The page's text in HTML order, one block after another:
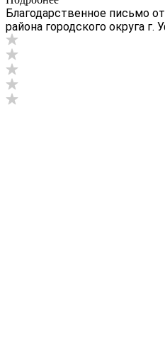
Благодарственное письмо
района городского округа г.